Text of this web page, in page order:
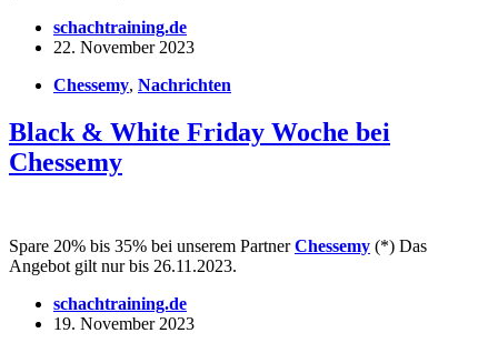
schachtraining.de
22. November 2023
Chessemy, Nachrichten
Black & White Friday Woche bei
Chessemy
Spare 20% bis 35% bei unserem PartnerChessemy (*) Das
Angebot gilt nur bis 26.11.2023.
schachtraining.de
19. November 2023